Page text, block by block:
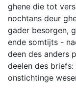
ghene die tot
nochtans deur
gader besorgen,
ende somtijts -
deen des anders
deelen des
onstichtinge